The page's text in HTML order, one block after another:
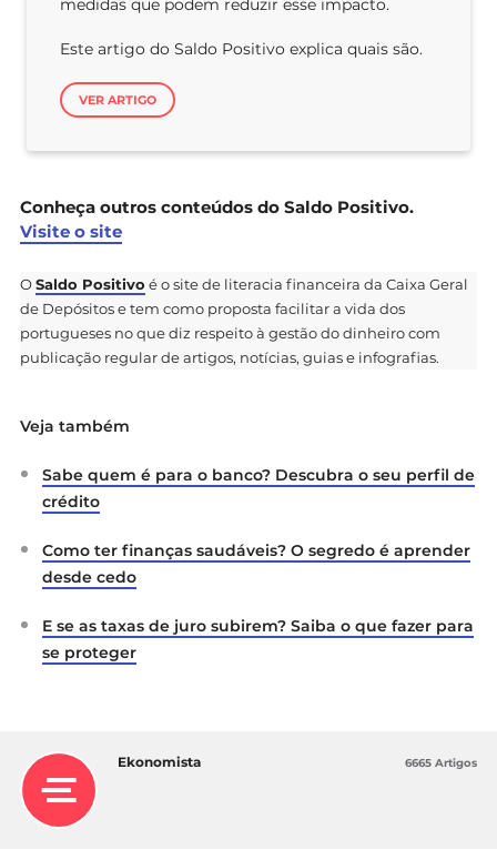
medidas que podem reduzir esse impacto.
Este artigo do Saldo Positivo explica quais são.
VER ARTIGO
Conheça outros conteúdos do Saldo Positivo.
Visite o site
OSaldo Positivo é o site de literacia financeira da Caixa Geral
de Depósitos e tem como proposta facilitar a vida dos
portugueses no que diz respeito à gestão do dinheiro com
publicação regular de artigos, notícias, guias e infografias.
Veja também
Sabe quem é para o banco? Descubra o seu perfil de
crédito
Como ter finanças saudáveis? O segredo é aprender
desde cedo
E se as taxas de juro subirem? Saiba o que fazer para
se proteger
Ekonomista 6665 Artigos